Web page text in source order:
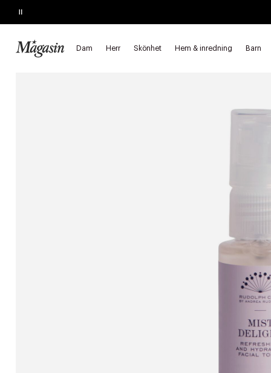
Pause
Dam Herr Skönhet Hem & inredning Barn
KÖP 2, SPARA 20%
Startsida Skönhet Minis Mini hudvård Ansiktsvård